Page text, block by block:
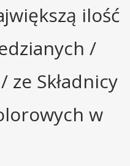
ilość
/
ze Składnicy
w